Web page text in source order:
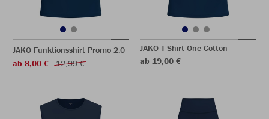
JAKO Funktionsshirt Promo 2.0
ab 8,00 €
12,99 €
JAKO T-Shirt One Cotton
ab 19,00 €